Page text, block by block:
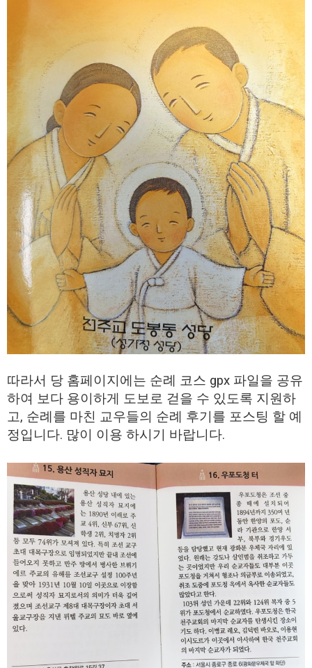
따라서 당 홈페이지에는 순례 코스 gpx 파일을 공유
하여 보다 용이하게 도보로 걷을 수 있도록 지원하
고, 순례를 마친 교우들의 순례 후기를 포스팅 할 예
정입니다. 많이 이용 하시기 바랍니다.